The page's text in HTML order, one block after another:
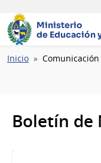
Ministerio
de Educación
Ruta
Inicio Comunicación
Boletín de